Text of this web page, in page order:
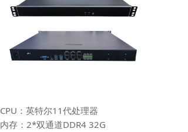
CPU：英特尔11代处理器
内存：2*双通道DDR4 32G